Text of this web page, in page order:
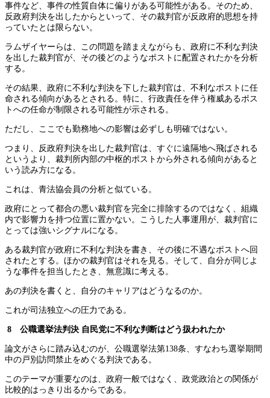
事件など、事件の性質自体に偏りがある可能性がある。そのため、
反政府判決を出したからといって、その裁判官が反政府的思想を持
っていたとは限らない。
ラムザイヤーらは、この問題を踏まえながらも、政府に不利な判決
を出した裁判官が、その後どのようなポストに配置されたかを分析
する。
その結果、政府に不利な判決を下した裁判官は、不利なポストに任
命される傾向があるとされる。特に、行政責任を伴う権威あるポス
トへの任命が制限される可能性が示される。
ただし、ここでも勤務地への影響は必ずしも明確ではない。
つまり、反政府判決を出した裁判官は、すぐに遠隔地へ飛ばされる
というより、裁判所内部の中枢的ポストから外される傾向があると
いう読み方になる。
これは、青法協会員の分析と似ている。
政府にとって都合の悪い裁判官を完全に排除するのではなく、組織
内で影響力を持つ位置に置かない。こうした人事運用が、裁判官に
とっては強いシグナルになる。
ある裁判官が政府に不利な判決を書き、その後に不遇なポストへ回
されたとする。ほかの裁判官はそれを見る。そして、自分が同じよ
うな事件を担当したとき、無意識に考える。
あの判決を書くと、自分のキャリアはどうなるのか。
これが司法独立への圧力である。
8 公職選挙法判決 自民党に不利な判断はどう扱われたか
論文がさらに踏み込むのが、公職選挙法第138条、すなわち選挙期間
中の戸別訪問禁止をめぐる判決である。
このテーマが重要なのは、政府一般ではなく、政党政治との関係が
比較的はっきり出るからである。